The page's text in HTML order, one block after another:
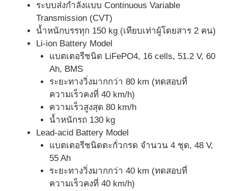
ระบบส่งกำลังแบบ Continuous Variable
Transmission (CVT)
น้ำหนักบรรทุก 150 kg (เทียบเท่าผู้โดยสาร 2 คน)
Li-ion Battery Model
แบตเตอรีชนิด LiFePO4, 16 cells, 51.2 V, 60
Ah, BMS
ระยะทางวิ่งมากกว่า 80 km (ทดสอบที่
ความเร็วคงที่ 40 km/h)
ความเร็วสูงสุด 80 km/h
น้ำหนักรถ 130 kg
Lead-acid Battery Model
แบตเตอรีชนิดตะกั่วกรด จำนวน 4 ชุด, 48 V,
55 Ah
ระยะทางวิ่งมากกว่า 40 km (ทดสอบที่
ความเร็วคงที่ 40 km/h)